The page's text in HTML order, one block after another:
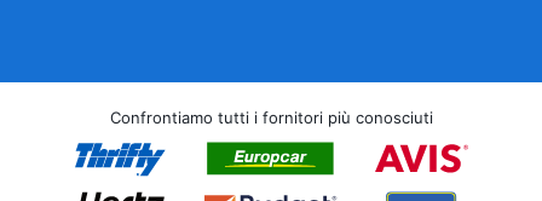
Confrontiamo tutti i fornitori più conosciuti